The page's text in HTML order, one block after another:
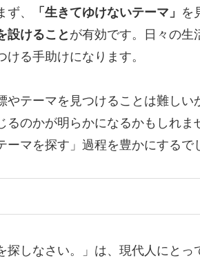
、 「生きてゆけないテーマ」 を
設けることが有効です。日々の生
る手助けになります。
やテーマを見つけることは難し
のかが明らかになるかもしれ
マを探す」過程を豊かにするで
しなさい。」は、現代人にと